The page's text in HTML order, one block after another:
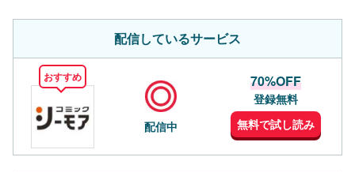
配信しているサービス
おすすめ
配信中
70%OFF
登録無料
無料で試し読み